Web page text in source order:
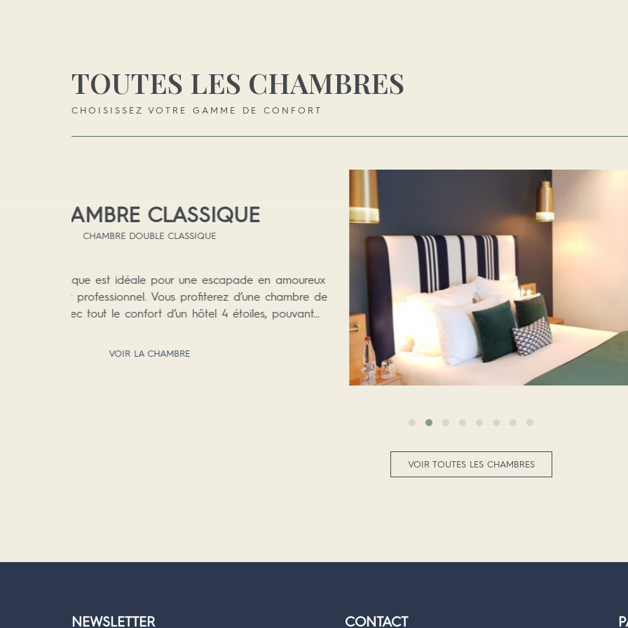
TOUTES LES CHAMBRES
CHOISISSEZ VOTRE GAMME DE CONFORT
CHAMBRE SUPÉRIEURE AVEC
La Chambre Supérieure, d’une superficie de 24m² est idéalement
aménagée et accessible aux PMR. Située au 2ème et 3ème étage de
l’hôtel avec une jolie vue sur le Boulevard Thiers,…
VOIR TOUTES LES CHAMBRES
NEWSLETTER CONTACT